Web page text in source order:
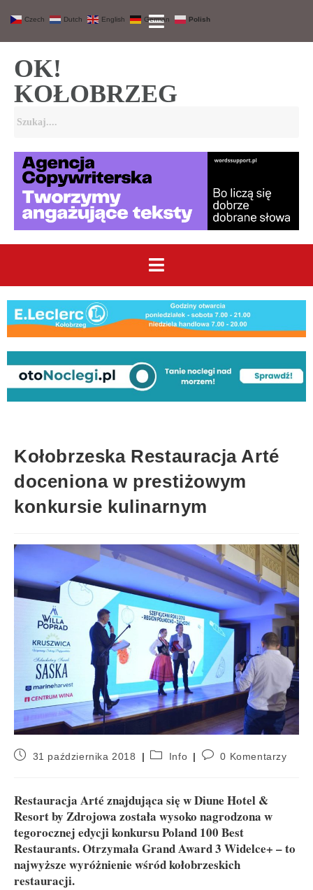
OK!
KOŁOBRZEG
Kołobrzeska Restauracja Arté
doceniona w prestiżowym
konkursie kulinarnym
31 października 2018 Info 0 Komentarzy
Restauracja Arté znajdująca się w Diune Hotel &
Resort by Zdrojowa została wysoko nagrodzona w
tegorocznej edycji konkursu Poland 100 Best
Restaurants. Otrzymała Grand Award 3 Widelce+ – to
najwyższe wyróżnienie wśród kołobrzeskich
restauracji.
Czech Dutch English German Polish